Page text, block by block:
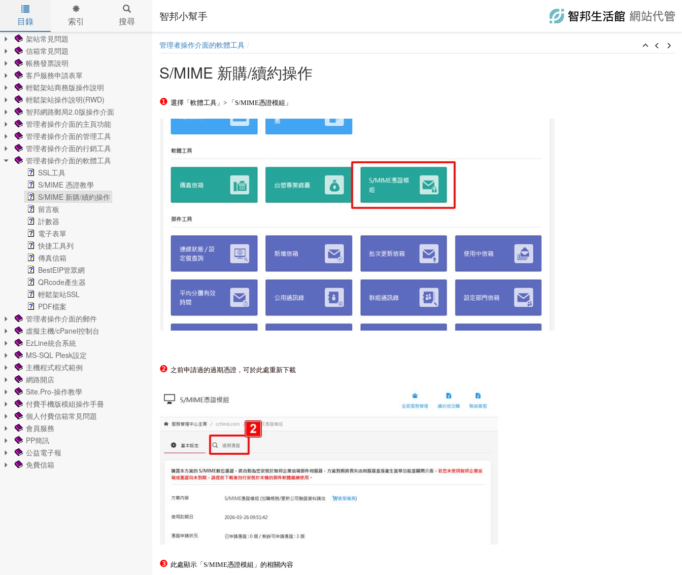
Skip to main content
智邦小幫手
目錄 索引 搜尋
架站常見問題
信箱常見問題
帳務發票說明
客戶服務申請表單
輕鬆架站商務版操作說明
輕鬆架站操作說明(RWD)
智邦網路郵局2.0版操作介面
管理者操作介面的主頁功能
管理者操作介面的管理工具
管理者操作介面的行銷工具
管理者操作介面的軟體工具
SSL工具
S/MIME 憑證教學
S/MIME 新購/續約操作
留言板
計數器
電子表單
快捷工具列
傳真信箱
BestEIP管眾網
QRcode產生器
輕鬆架站SSL
PDF檔案
管理者操作介面的郵件
虛擬主機/cPanel控制台
EzLine統合系統
MS-SQL Plesk設定
主機程式程式範例
網路開店
Site.Pro-操作教學
付費手機版模組操作手冊
個人付費信箱常見問題
會員服務
PP簡訊
公益電子報
免費信箱
管理者操作介面的軟體工具
S/MIME 新購/續約操作
❶ 選擇「軟體工具」> 「S/MIME憑證模組」
❷ 之前申請過的過期憑證，可於此處重新下載
❸ 此處顯示「S/MIME憑證模組」的相關內容